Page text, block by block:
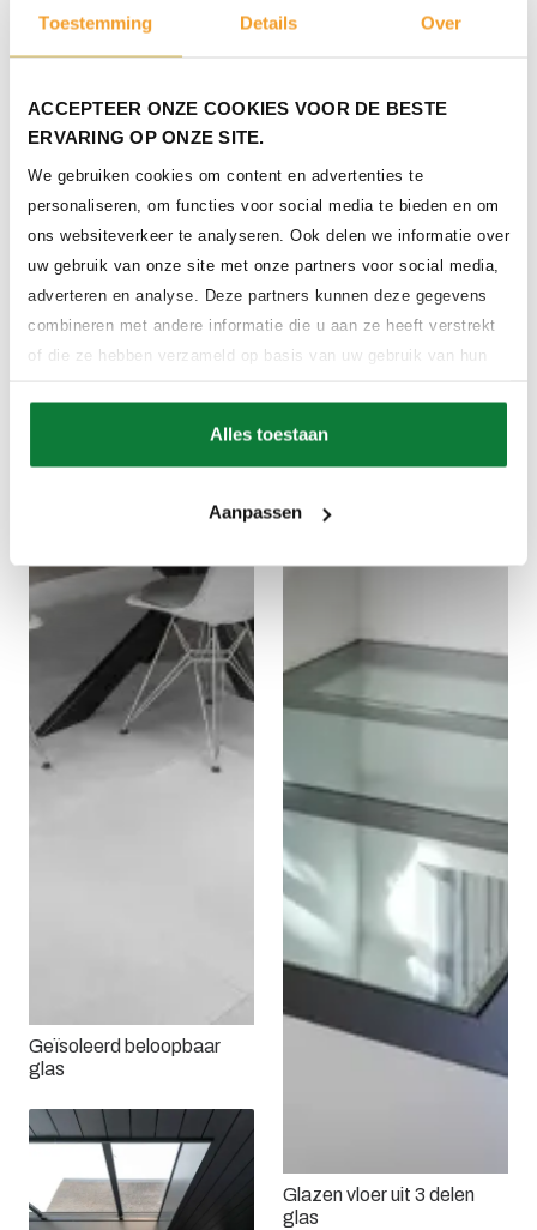
Toestemming Details Over
ACCEPTEER ONZE COOKIES VOOR DE BESTE
ERVARING OP ONZE SITE.
We gebruiken cookies om content en advertenties te
personaliseren, om functies voor social media te bieden en om
ons websiteverkeer te analyseren. Ook delen we informatie over
uw gebruik van onze site met onze partners voor social media,
adverteren en analyse. Deze partners kunnen deze gegevens
combineren met andere informatie die u aan ze heeft verstrekt
of die ze hebben verzameld op basis van uw gebruik van hun
Alles toestaan
Aanpassen
Geïsoleerd beloopbaar
glas
Glazen vloer uit 3 delen
glas